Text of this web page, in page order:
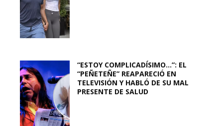
“ESTOY COMPLICADÍSIMO…”: EL
“PEÑETEÑE” REAPARECIÓ EN
TELEVISIÓN Y HABLÓ DE SU MAL
PRESENTE DE SALUD